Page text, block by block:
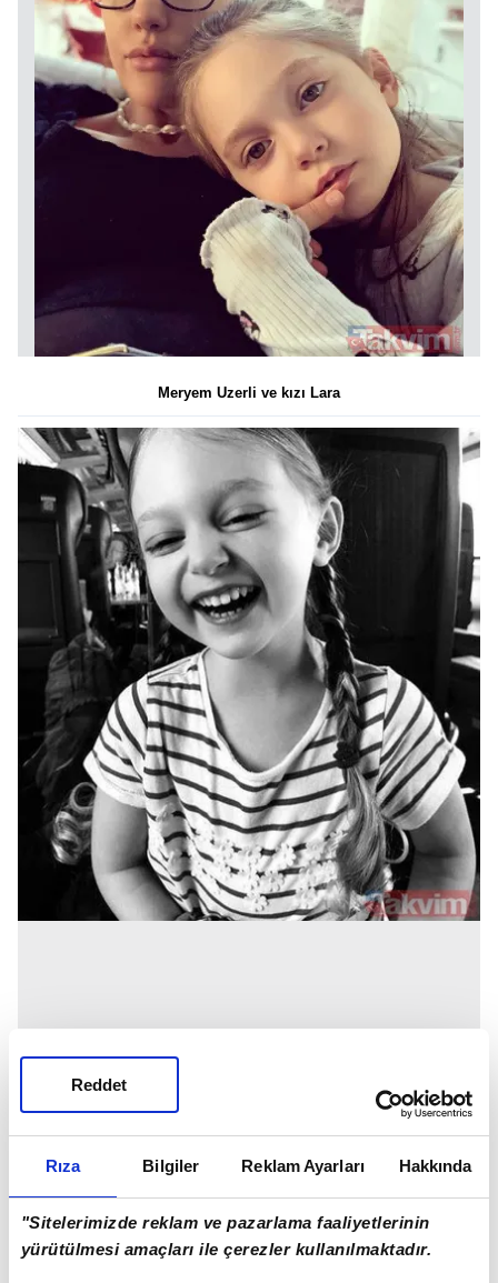
Rıza Bilgiler Reklam Ayarları Hakkında
"Sitelerimizde reklam ve pazarlama faaliyetlerinin
yürütülmesi amaçları ile çerezler kullanılmaktadır.
Reddet
Meryem Uzerli ve kızı Lara